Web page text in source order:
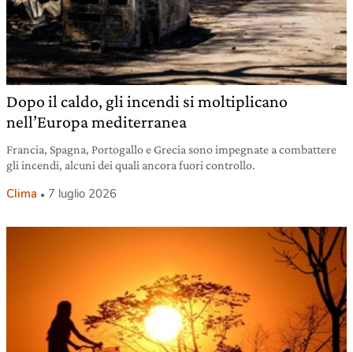
Dopo il caldo, gli incendi si moltiplicano
nell’Europa mediterranea
Francia, Spagna, Portogallo e Grecia sono impegnate a combattere
gli incendi, alcuni dei quali ancora fuori controllo.
Clima 7 luglio 2026